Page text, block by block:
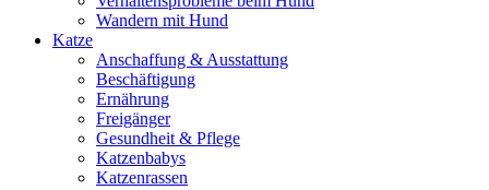
Wandern mit Hund
Katze
Anschaffung & Ausstattung
Beschäftigung
Ernährung
Freigänger
Gesundheit & Pflege
Katzenbabys
Katzenrassen